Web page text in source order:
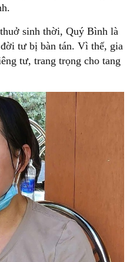
sinh thời, Quý Bình là
tư bị bàn tán. Vì thế, gia
tư, trang trọng cho tang